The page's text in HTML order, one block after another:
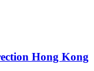
Hong Kong